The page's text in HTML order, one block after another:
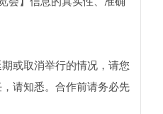
或取消举行的情况，请您
请知悉。合作前请务必先